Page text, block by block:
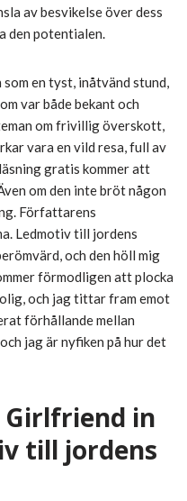
av besvikelse över dess
den potentialen.
en tyst, inåtvänd stund,
var både bekant och
om frivillig överskott,
vara en vild resa, full av
gratis kommer att
om den inte bröt någon
Författarens
Ledmotiv till jordens
och den höll mig
förmodligen att plocka
och jag tittar fram emot
förhållande mellan
jag är nyfiken på hur det
Girlfriend in
till jordens